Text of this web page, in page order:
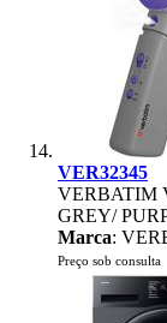
VER32345
VERBATIM
GREY/
Marca:
Preço sob consulta